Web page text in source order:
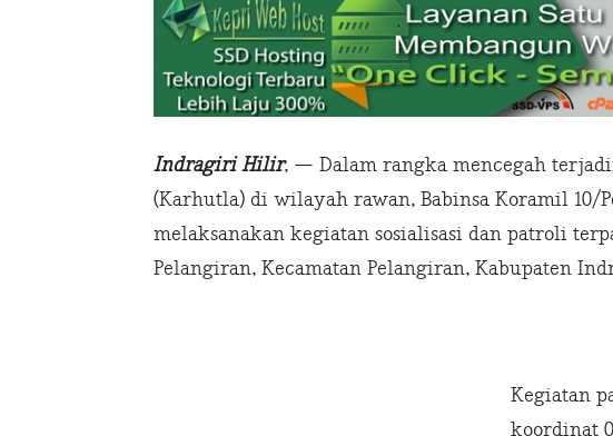
Indragiri Hilir, — Dalam rangka mencegah
(Karhutla) di wilayah rawan, Babinsa Koramil 10/
melaksanakan kegiatan sosialisasi dan patroli
Pelangiran, Kecamatan Pelangiran, Kabupaten
Kegiatan
koordinat